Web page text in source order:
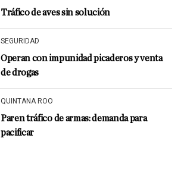
Tráfico de aves sin solución
SEGURIDAD
Operan con impunidad picaderos y venta
de drogas
QUINTANA ROO
Paren tráfico de armas: demanda para
pacificar